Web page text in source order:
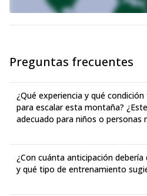
Preguntas frecuentes
¿Qué experiencia y qué
para escalar esta montaña?
adecuado para niños o personas
¿Con cuánta anticipación
y qué tipo de entrenamiento